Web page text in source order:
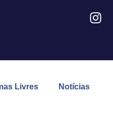
Livres Notícias